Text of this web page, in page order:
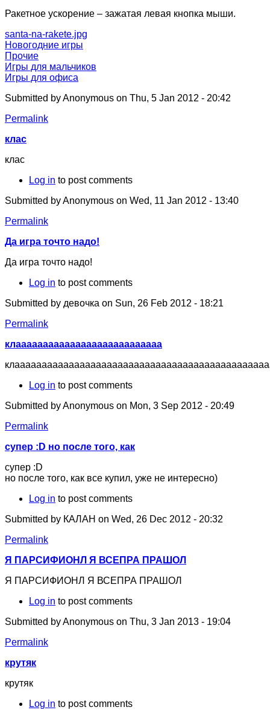
Ракетное ускорение – зажатая левая кнопка мыши.
santa-na-rakete.jpg
Новогодние игры
Прочие
Игры для мальчиков
Игры для офиса
Submitted byAnonymous on Thu, 5 Jan 2012 - 20:42
Permalink
клас
клас
Log in to post comments
Submitted byAnonymous on Wed, 11 Jan 2012 - 13:40
Permalink
Да игра точто надо!
Да игра точто надо!
Log in to post comments
Submitted by девочка on Sun, 26 Feb 2012 - 18:21
Permalink
клааааааааааааааааааааааааааа
Log in to post comments
Submitted byAnonymous on Mon, 3 Sep 2012 - 20:49
Permalink
супер :D но после того, как
супер :D
но после того, как все купил, уже не интересно)
Log in to post comments
Submitted by КАЛАН on Wed, 26 Dec 2012 - 20:32
Permalink
Я ПАРСИФИОНЛ Я ВСЕПРА ПРАШОЛ
Я ПАРСИФИОНЛ Я ВСЕПРА ПРАШОЛ
Log in to post comments
Submitted byAnonymous on Thu, 3 Jan 2013 - 19:04
Permalink
крутяк
крутяк
Log in to post comments